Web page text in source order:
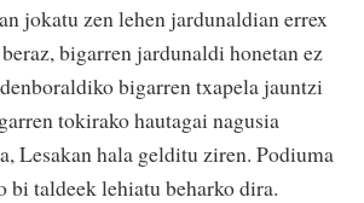
jokatu zen lehen jardunaldian errex
bigarren jardunaldi honetan ez
bigarren txapela jauntzi
tokirako hautagai nagusia
Lesakan hala gelditu ziren. Podiuma
bi taldeek lehiatu beharko dira.